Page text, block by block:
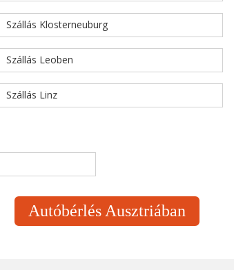
Szállás Klosterneuburg
Szállás Leoben
Szállás Linz
Autóbérlés Ausztriában